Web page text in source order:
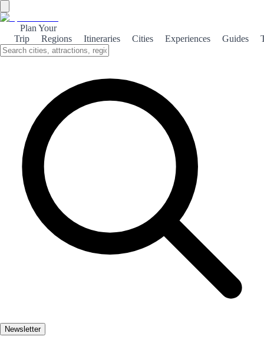
Plan Your
Trip
Regions Itineraries Cities Experiences Guides
Newsletter
Discover the enchanting landscapes, rich culture, and rejuvenating
thermal springs of Ourense, a hidden gem along the Miño River in
About the theme
Nestled in the heart of Galicia, Ourense is a captivating destination
where the Miño River flows gracefully through lush valleys. This
region is renowned for its stunning natural beauty, offering visitors a
chance to explore picturesque hiking trails and serene riverside
spots. Ourense is also steeped in history and culture, with its ancient
Roman bridges and charming old town showcasing a blend of
architectural styles. The city's vibrant atmosphere is enhanced by
local festivals and traditional Galician cuisine, making it a feast for
therapeutic springs, set against a backdrop of stunning landscapes,